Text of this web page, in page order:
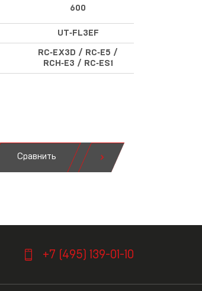
600
UT‑FL3EF
RC‑EX3D / RC‑E5 /
RCH‑E3 / RC‑ES1
Сравнить
+7 (495) 139-01-10